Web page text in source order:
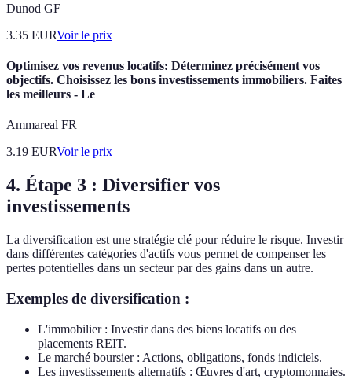
Dunod GF
3.35 EURVoir le prix
Optimisez vos revenus locatifs: Déterminez précisément vos
objectifs. Choisissez les bons investissements immobiliers. Faites
les meilleurs - Le
Ammareal FR
3.19 EURVoir le prix
4. Étape 3 : Diversifier vos
investissements
La diversification est une stratégie clé pour réduire le risque. Investir
dans différentes catégories d'actifs vous permet de compenser les
pertes potentielles dans un secteur par des gains dans un autre.
Exemples de diversification :
L'immobilier : Investir dans des biens locatifs ou des
placements REIT.
Le marché boursier : Actions, obligations, fonds indiciels.
Les investissements alternatifs : Œuvres d'art, cryptomonnaies.